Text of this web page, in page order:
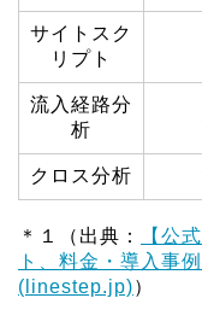
サイトスク
リプト
流入経路分
析
クロス分析
＊１（出典：
【公
ト、料金・導入事
(linestep.jp)）